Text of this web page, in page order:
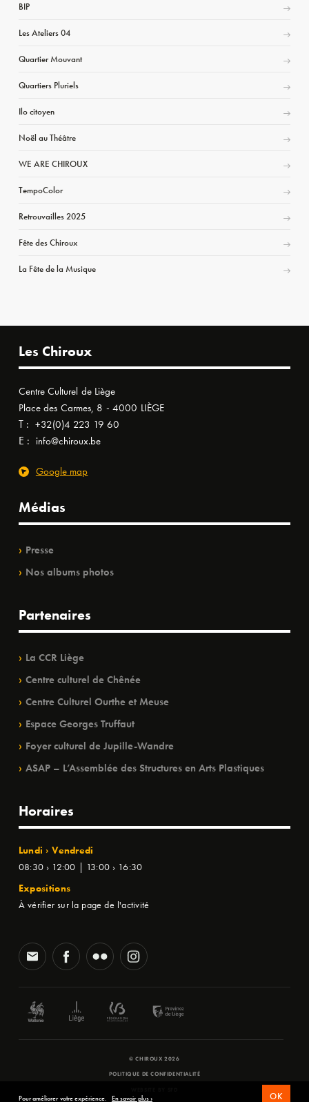
BIP
Les Ateliers 04
Quartier Mouvant
Quartiers Pluriels
Ilo citoyen
Noël au Théâtre
WE ARE CHIROUX
TempoColor
Retrouvailles 2025
Fête des Chiroux
La Fête de la Musique
Les Chiroux
Centre Culturel de Liège
Place des Carmes, 8 - 4000 LIÈGE
T : +32(0)4 223 19 60
E : info@chiroux.be
Google map
Médias
Presse
Nos albums photos
Partenaires
La CCR Liège
Centre culturel de Chênée
Centre Culturel Ourthe et Meuse
Espace Georges Truffaut
Foyer culturel de Jupille-Wandre
ASAP – L’Assemblée des Structures en Arts Plastiques
Horaires
Lundi › Vendredi
08:30 › 12:00 | 13:00 › 16:30
Expositions
À vérifier sur la page de l'activité
© CHIROUX 2026
POLITIQUE DE CONFIDENTIALITÉ
Pour améliorer votre expérience. En savoir plus › OK